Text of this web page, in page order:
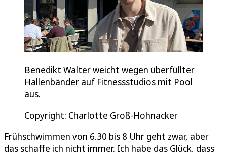
Benedikt Walter weicht wegen überfüllter
Hallenbänder auf Fitnessstudios mit Pool
aus.
Copyright: Charlotte Groß-Hohnacker
Frühschwimmen von 6.30 bis 8 Uhr geht zwar, aber
das schaffe ich nicht immer. Ich habe das Glück, dass